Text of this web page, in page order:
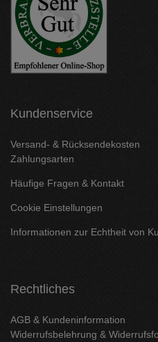
Kundenservice
Versand- & Rücksendekosten
Zahlungsarten
Häufige Fragen & Kontakt
Cookie Einstellungen
Informationen zur Echtheit von
Rechtliches
AGB & Kundeninformation
Widerrufsbelehrung &